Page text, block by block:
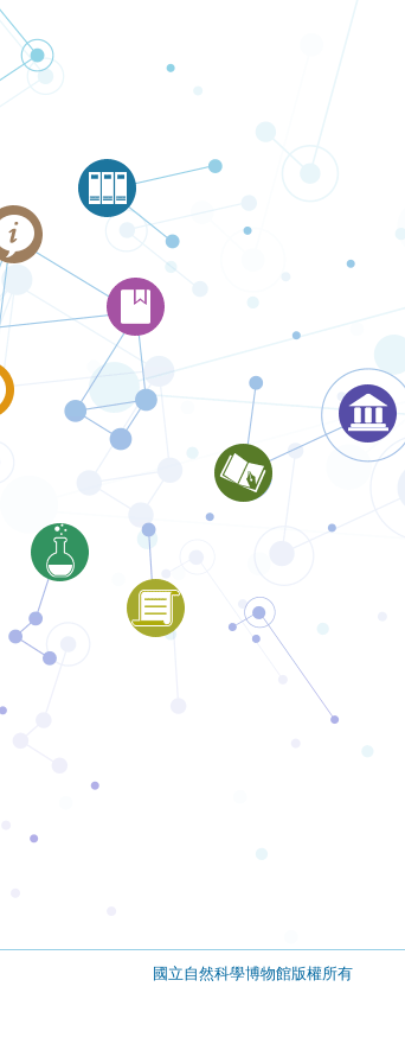
國立自然科學博物館版權所有